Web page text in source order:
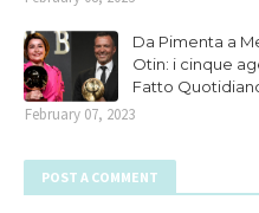
Da Pimenta a
Otin: i cinque
Fatto
February 07, 2023
POST A COMMENT